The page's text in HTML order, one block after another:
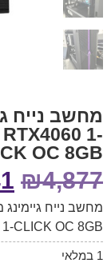
1-
OC 8GB
₪4,877
CLICK OC 8GB
1 במלאי